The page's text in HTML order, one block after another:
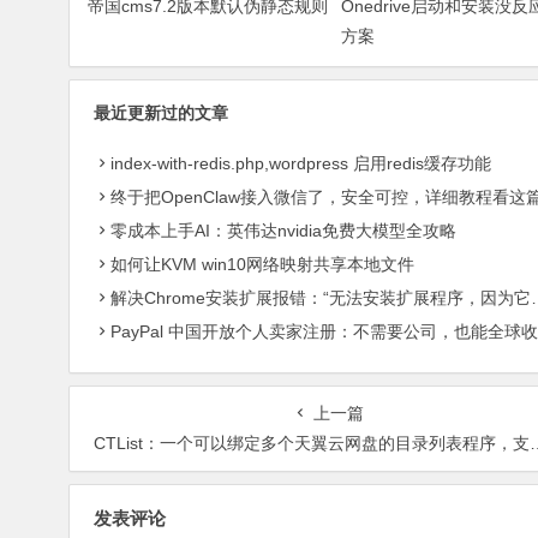
帝国cms7.2版本默认伪静态规则
Onedrive启动和安装没反
方案
最近更新过的文章
index-with-redis.php,wordpress 启用redis缓存功能
终于把OpenClaw接入微信了，安全可控，详细教程看这
零成本上手AI：英伟达nvidia免费大模型全攻略
如何让KVM win10网络映射共享本地文件
解决Chrome安装扩展报错：“无法安装扩展程序，因为它使用了不受支持的清单版本“
PayPal 中国开放个人卖家注册：不需要公司，也能全球收款了
上一篇
CTList：一个可以绑定多个天翼云网盘的目录列表程序，支持视频播放
发表评论